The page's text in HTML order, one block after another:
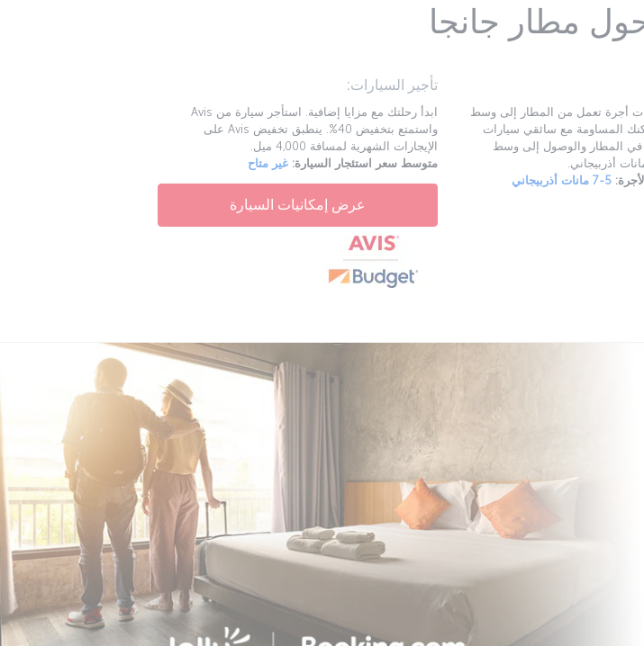
مطار جانجا
أجرة تعمل من المطار إلى وسط
المساومة مع سائقي سيارات
في المطار والوصول إلى وسط
5-7 مانات أذربيجاني
تأجير السيارات:
ابدأ رحلتك مع مزايا إضافية. استأجر سيارة من Avis
واستمتع بتخفيض 40%. ينطبق تخفيض Avis على
الإيجارات الشهرية لمسافة 4,000 ميل.
متوسط سعر استئجار السيارة: غير متاح
عرض إمكانيات السيارة